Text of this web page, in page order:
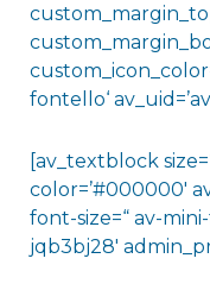
fontello‘
[av_textblock
color=’#000000′
font-size=“ av-
jqb3bj28′